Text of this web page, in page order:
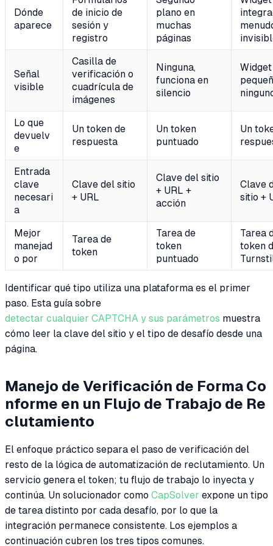
Dónde
aparece
de inicio de
sesión y
registro
plano en
muchas
páginas
Señal
visible
Casilla de
verificación o
cuadrícula de
imágenes
Ninguna,
funciona en
silencio
Widget
Lo que
devuelv
e
Un token de
respuesta
Un token
puntuado
Un
Entrada
clave
necesari
a
Clave del sitio
+ URL
Clave del sitio
+ URL +
acción
Clave
sitio +
Mejor
manejad
o por
Tarea de
token
Tarea de
token
puntuado
Tarea
token
Identificar qué tipo utiliza una plataforma es el primer
paso. Esta guía sobre
detectar cualquier CAPTCHA y sus parámetros muestra
cómo leer la clave del sitio y el tipo de desafío desde una
página.
Manejo de Verificación de Forma Co
nforme en un Flujo de Trabajo de Re
clutamiento
El enfoque práctico separa el paso de verificación del
resto de la lógica de automatización de reclutamiento. Un
servicio genera el token; tu flujo de trabajo lo inyecta y
continúa. Un solucionador como CapSolver expone un tipo
de tarea distinto por cada desafío, por lo que la
integración permanece consistente. Los ejemplos a
continuación cubren los tres tipos comunes.